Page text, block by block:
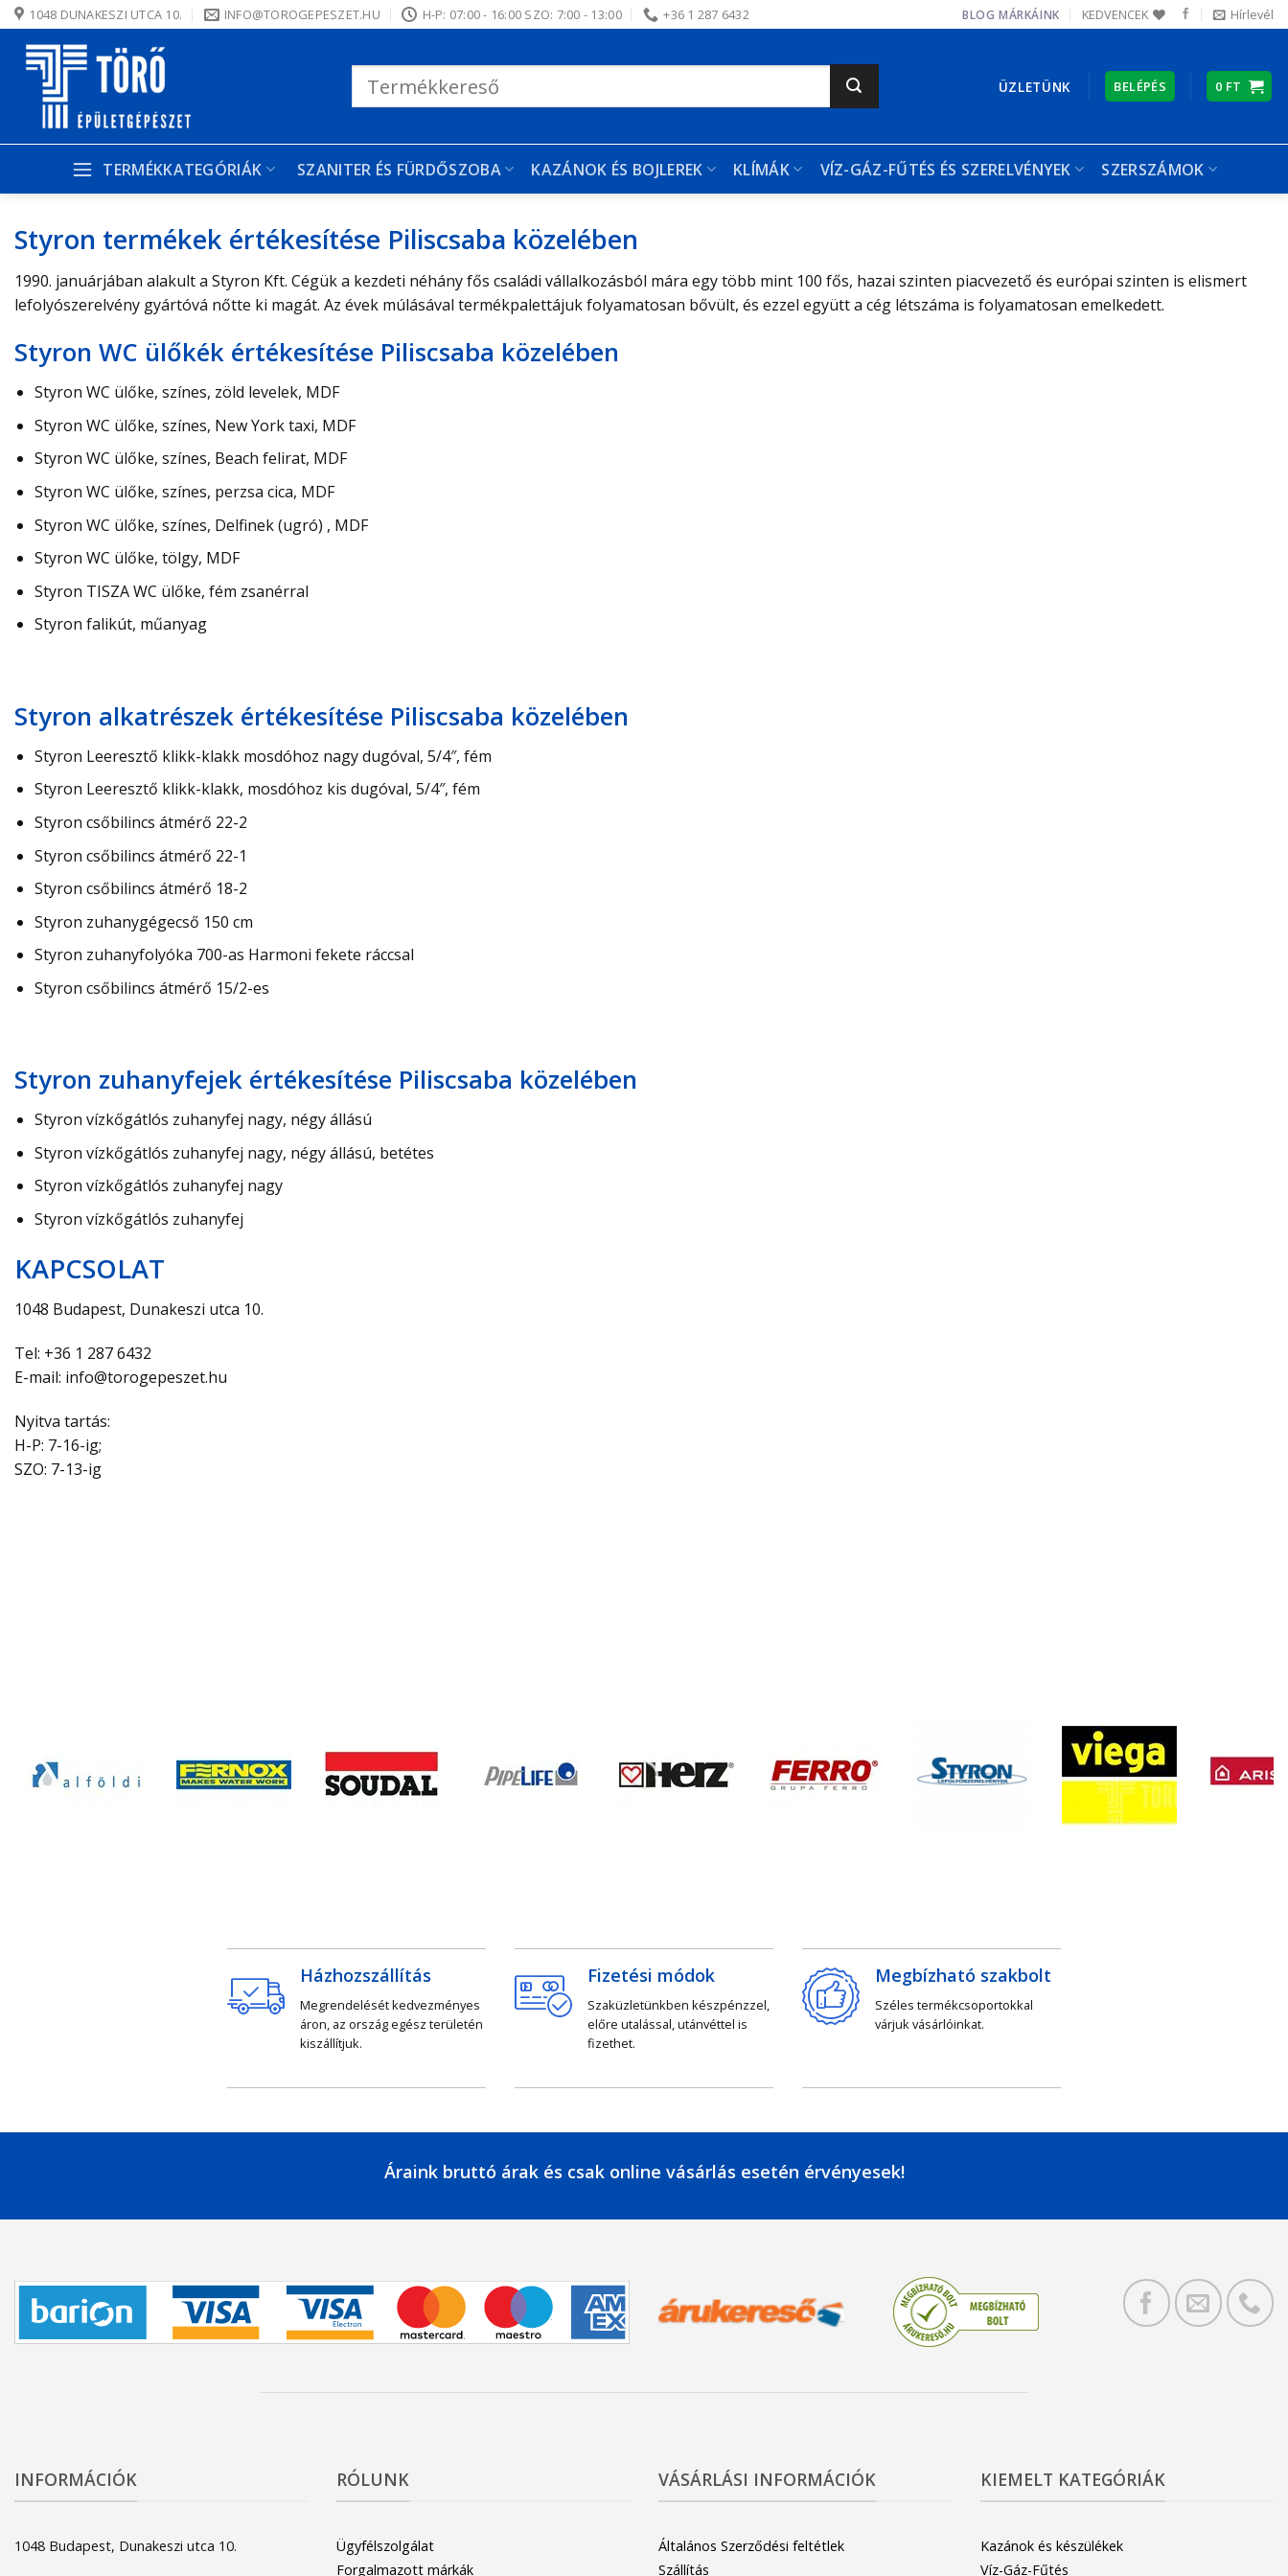
Skip
to
content
1048 DUNAKESZI UTCA 10. INFO@TOROGEPESZET.HU H-P: 07:00 - 16:00 SZO: 7:00 - 13:00 +36 1 287 6432 BLOG MÁRKÁINK KEDVENCEK Hírlevél
következőre:
ÜZLETÜNK BELÉPÉS 0 FT
TERMÉKKATEGÓRIÁK SZANITER ÉS FÜRDŐSZOBA KAZÁNOK ÉS BOJLEREK KLÍMÁK VÍZ-GÁZ-FŰTÉS ÉS SZERELVÉNYEK SZERSZÁMOK
Styron termékek értékesítése Piliscsaba közelében
1990. januárjában alakult a Styron Kft. Cégük a kezdeti néhány fős családi vállalkozásból mára egy több mint 100 fős, hazai szinten piacvezető és európai szinten is elismert
lefolyószerelvény gyártóvá nőtte ki magát. Az évek múlásával termékpalettájuk folyamatosan bővült, és ezzel együtt a cég létszáma is folyamatosan emelkedett.
Styron WC ülőkék értékesítése Piliscsaba közelében
Styron WC ülőke, színes, zöld levelek, MDF
Styron WC ülőke, színes, New York taxi, MDF
Styron WC ülőke, színes, Beach felirat, MDF
Styron WC ülőke, színes, perzsa cica, MDF
Styron WC ülőke, színes, Delfinek (ugró) , MDF
Styron WC ülőke, tölgy, MDF
Styron TISZA WC ülőke, fém zsanérral
Styron falikút, műanyag
Styron alkatrészek értékesítése Piliscsaba közelében
Styron Leeresztő klikk-klakk mosdóhoz nagy dugóval, 5/4″, fém
Styron Leeresztő klikk-klakk, mosdóhoz kis dugóval, 5/4″, fém
Styron csőbilincs átmérő 22-2
Styron csőbilincs átmérő 22-1
Styron csőbilincs átmérő 18-2
Styron zuhanygégecső 150 cm
Styron zuhanyfolyóka 700-as Harmoni fekete ráccsal
Styron csőbilincs átmérő 15/2-es
Styron zuhanyfejek értékesítése Piliscsaba közelében
Styron vízkőgátlós zuhanyfej nagy, négy állású
Styron vízkőgátlós zuhanyfej nagy, négy állású, betétes
Styron vízkőgátlós zuhanyfej nagy
Styron vízkőgátlós zuhanyfej
KAPCSOLAT
1048 Budapest, Dunakeszi utca 10.
Tel: +36 1 287 6432
E-mail: info@torogepeszet.hu
Nyitva tartás:
H-P: 7-16-ig;
SZO: 7-13-ig
Házhozszállítás
Megrendelését kedvezményes
áron, az ország egész területén
kiszállítjuk.
Fizetési módok
Szaküzletünkben készpénzzel,
előre utalással, utánvéttel is
fizethet.
Megbízható szakbolt
Széles termékcsoportokkal
várjuk vásárlóinkat.
Áraink bruttó árak és csak online vásárlás esetén érvényesek!
INFORMÁCIÓK
1048 Budapest, Dunakeszi utca 10.
RÓLUNK
Ügyfélszolgálat
Forgalmazott márkák
VÁSÁRLÁSI INFORMÁCIÓK
Általános Szerződési feltétlek
Szállítás
KIEMELT KATEGÓRIÁK
Kazánok és készülékek
Víz-Gáz-Fűtés